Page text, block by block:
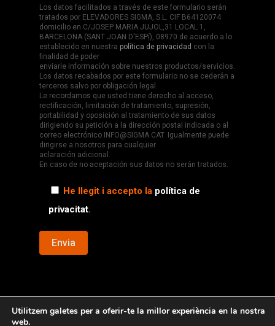
Los datos facilitados a través de este formulario serán
tratados por ELEVADORES SIGMA, S.L. CIF B64120074
domicilio en C/JOSEP MARIA JUJOL,31 LOCAL 1,
BARCELONA (SANT JOAN D'ESPí), 08970 de acuerdo a lo
establecido en nuestra política de privacidad con la
finalidad de poder
enviarle información sobre nuestros productos/servicios.
Los datos recabados por este formulario no se cederán a
terceros salvo por obligación legal.
Le recordamos que usted tiene derecho al acceso,
rectificación, limitación de tratamiento, supresión,
portabilidad y oposición al tratamiento de sus datos
dirigiendo su petición a la dirección postal indicada o al
correo electrónico INFO@SIGMA.CAT. Igualmente puede
dirigirse a nosotros para cualquier
aclaración adicional.
En caso de no aceptación sus datos no serán tratados.
He llegit i accepto la política de
privacitat.
Utilitzem galetes per a oferir-te la millor experiència en la nostra
web.